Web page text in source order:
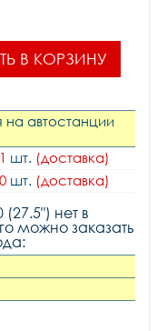
В КОРЗИНУ
на автостанции
1 шт. (доставка)
0 шт. (доставка)
нет в
можно заказать